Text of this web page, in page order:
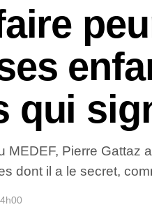
qui
MEDEF, Pierre Gattaz
dont il a le secret,